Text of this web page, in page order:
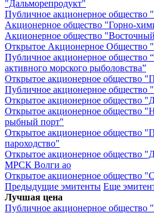
"Дальморепродукт"
Публичное акционерное общество
Акционерное общество "Горно-
Акционерное общество
Открытое Акционерное Общество
Публичное акционерное общество
активного морского рыболовства”
Открытое акционерное общество
Публичное акционерное общество
Открытое акционерное
Открытое акционерное общество
рыбный порт"
Открытое акционерное общество
пароходство"
Открытое акционерное общество
МРСК Волги ао
Открытое акционерное общество
Предыдущие эмитенты Еще
Лучшая цена
Публичное акционерное общество